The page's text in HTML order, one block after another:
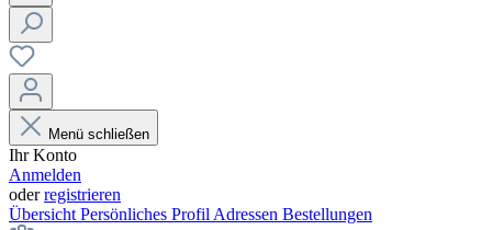
Menü schließen
Ihr Konto
Anmelden
oderregistrieren
Übersicht Persönliches Profil Adressen Bestellungen